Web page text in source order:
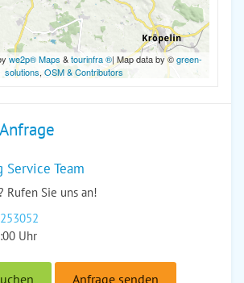
we2p® Maps &tourinfra ®| Map data by ©green-
solutions, OSM & Contributors
Team
Rufen Sie uns an!
Uhr
Anfrage senden